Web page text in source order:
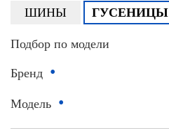
ШИНЫ ГУСЕНИЦЫ
Подбор по модели
Бренд •
Модель •